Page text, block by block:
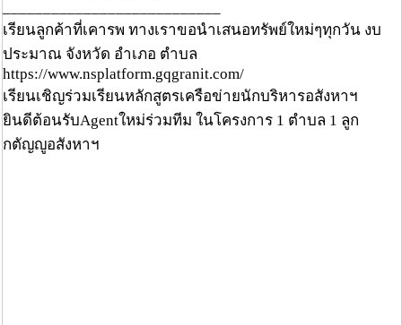
เรียนลูกค้าที่เคารพ ทางเราขอนำเสนอทรัพย์ใหม่ๆทุกวัน งบ
ประมาณ จังหวัด อำเภอ ตำบล
https://www.nsplatform.gqgranit.com/
เรียนเชิญร่วมเรียนหลักสูตรเครือข่ายนักบริหารอสังหาฯ
ยินดีต้อนรับAgentใหม่ร่วมทีม ในโครงการ 1 ตำบล 1 ลูก
กตัญญูอสังหาฯ